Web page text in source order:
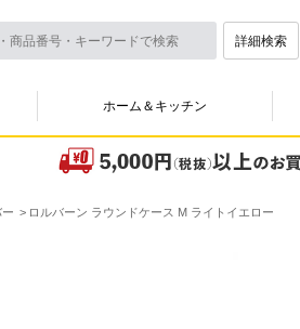
詳細検索
ホーム＆キッチン
ロルバーン ラウンドケース M ライトイエロー